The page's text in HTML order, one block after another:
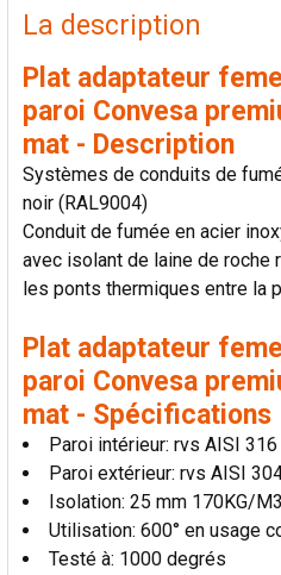
FRÉQUEMMENT
ACHETÉS
TOUT
SÉLECTIONNER
AJOUTER
LA
SÉLECTION
AU PANIER
La description
Plat adaptateur
paroi Convesa
mat - Description
Systèmes de conduits de
noir (RAL9004)
Conduit de fumée en acier
avec isolant de laine de roche
les ponts thermiques entre la
Plat adaptateur
paroi Convesa
mat - Spécifications
Paroi intérieur: rvs AISI 316
Paroi extérieur: rvs AISI
Isolation: 25 mm 170KG/M3
Utilisation: 600° en usage
Testé à: 1000 degrés